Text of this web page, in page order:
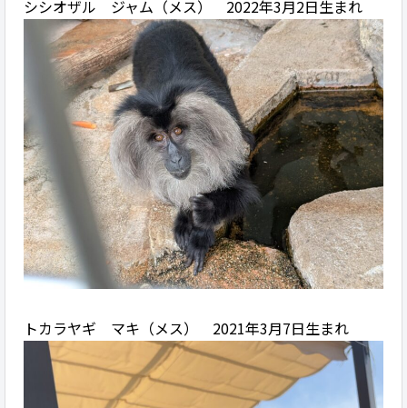
シシオザル ジャム（メス） 2022年3月2日生まれ
トカラヤギ マキ（メス） 2021年3月7日生まれ